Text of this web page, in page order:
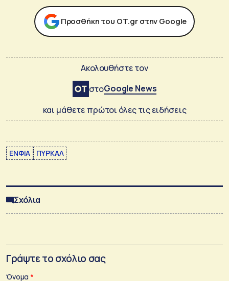
Προσθήκη του ΟΤ.gr στην Google
Ακολουθήστε τον
στοGoogle News
και μάθετε πρώτοι όλες τις ειδήσεις
ΕΝΦΙΑ ΠΥΡΚΑΛ
Σχόλια
Γράψτε το σχόλιο σας
Όνομα